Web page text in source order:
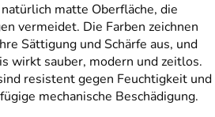
matte Oberfläche, die
vermeidet. Die Farben zeichnen
Sättigung und Schärfe aus, und
wirkt sauber, modern und zeitlos.
resistent gegen Feuchtigkeit und
mechanische Beschädigung.